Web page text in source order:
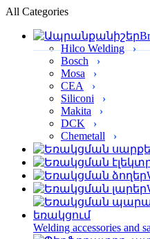
All Categories
Hilco Welding
Bosch
Mosa
CEA
Siliconi
Makita
DCK
Chemetall
Welding accessories and